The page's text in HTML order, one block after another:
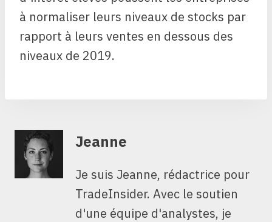
à normaliser leurs niveaux de stocks par
rapport à leurs ventes en dessous des
niveaux de 2019.
Jeanne
Je suis Jeanne, rédactrice pour
TradeInsider. Avec le soutien
d'une équipe d'analystes, je